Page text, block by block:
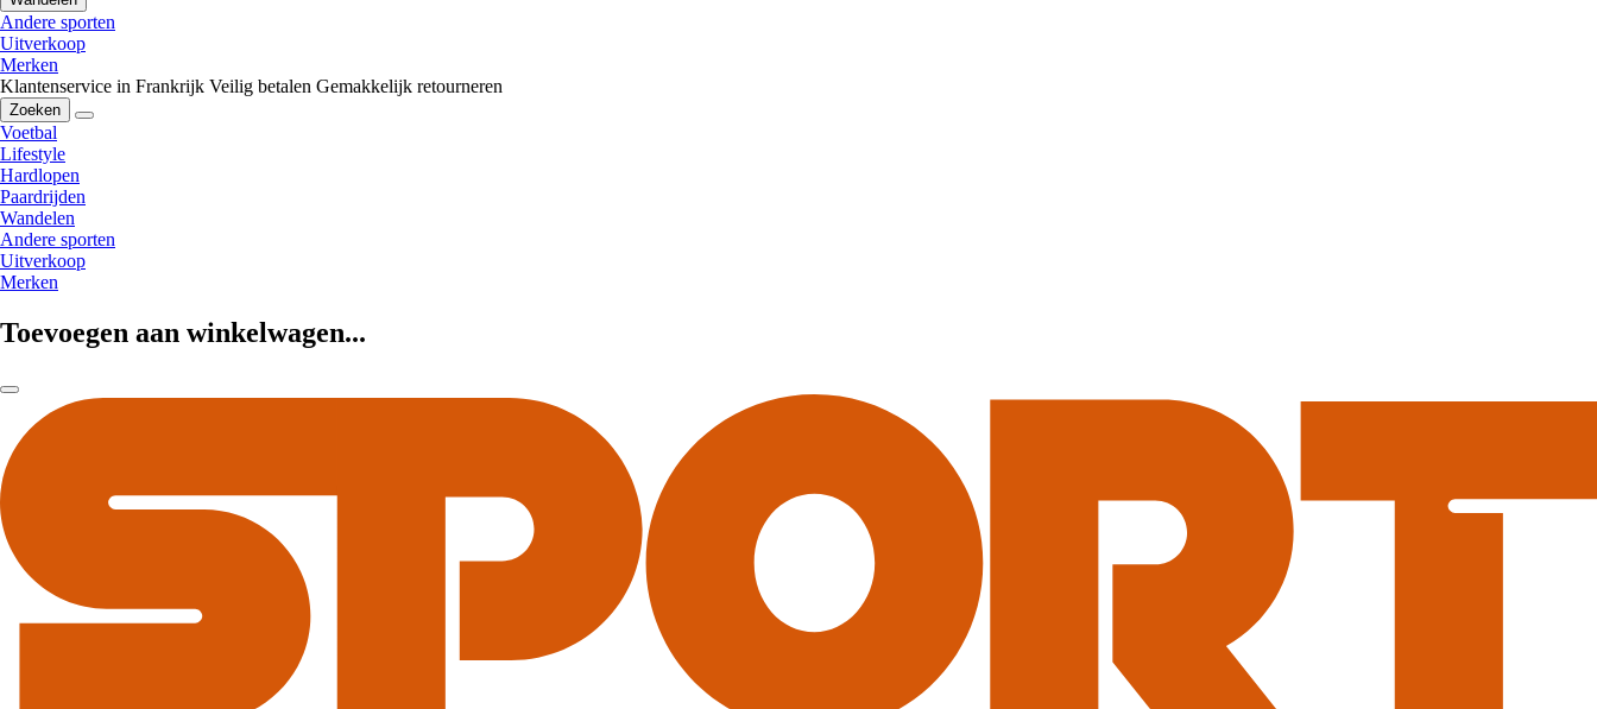
Andere sporten
Uitverkoop
Merken
Klantenservice in Frankrijk Veilig betalen Gemakkelijk retourneren
Zoeken
Voetbal
Lifestyle
Hardlopen
Paardrijden
Wandelen
Andere sporten
Uitverkoop
Merken
Toevoegen aan winkelwagen...